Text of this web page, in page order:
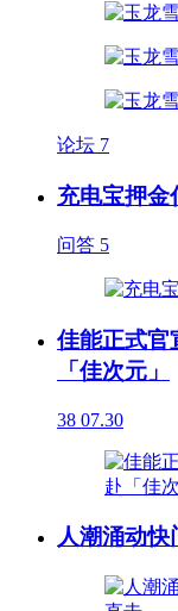
论坛 7
充电宝押金
问答 5
佳能正式官
「佳次元」
38 07.30
人潮涌动